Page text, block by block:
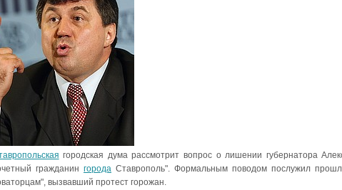
городская дума рассмотрит вопрос о лишении губернатора
гражданин города Ставрополь". Формальным поводом послужил
вызвавший протест горожан.